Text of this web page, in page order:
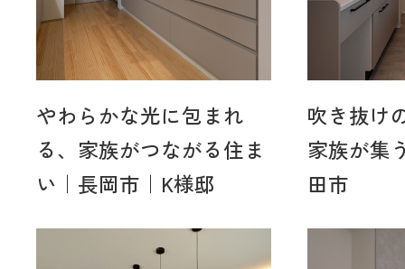
やわらかな光に包まれ
る、家族がつながる住ま
い｜長岡市｜K様邸
吹き抜け
家族が集
田市